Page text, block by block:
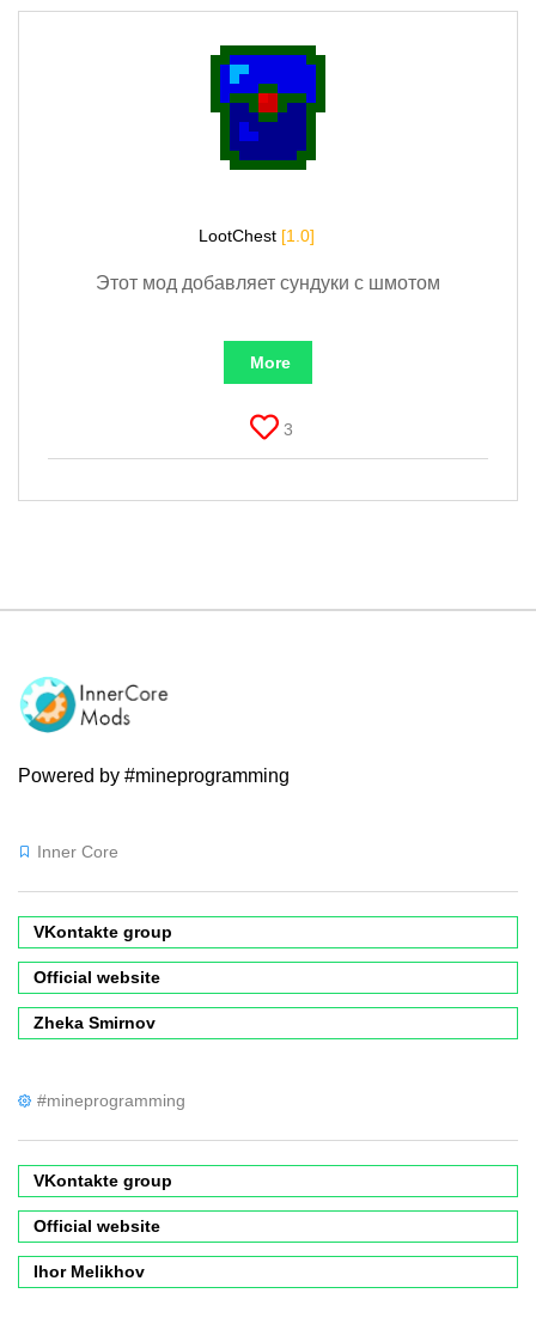
LootChest [1.0]
Этот мод добавляет сундуки с шмотом
More
3
Powered by #mineprogramming
Inner Core
VKontakte group
Official website
Zheka Smirnov
#mineprogramming
VKontakte group
Official website
Ihor Melikhov